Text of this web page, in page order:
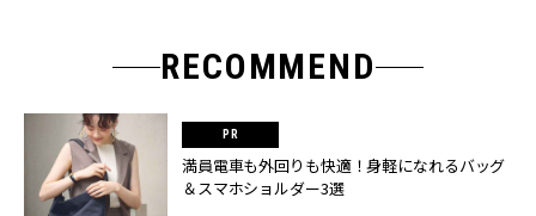
RECOMMEND
満員電車も外回りも快適！身軽になれるバッグ
＆スマホショルダー3選